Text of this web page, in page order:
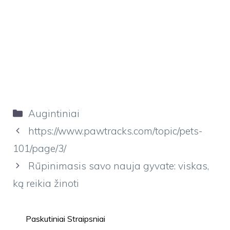
Kategorijos
Augintiniai
https://www.pawtracks.com/topic/pets-
101/page/3/
Rūpinimasis savo nauja gyvate: viskas,
ką reikia žinoti
Paskutiniai Straipsniai